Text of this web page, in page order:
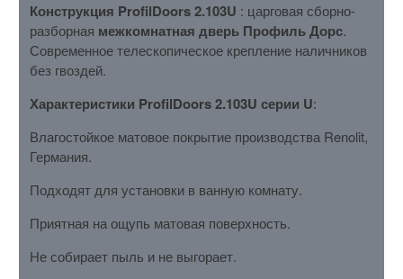
Конструкция ProfilDoors 2.103U : царговая сборно-
разборная межкомнатная дверь Профиль Дорс.
Современное телескопическое крепление наличников
без гвоздей.
Характеристики ProfilDoors 2.103U серии U:
Влагостойкое матовое покрытие производства Renolit,
Германия.
Подходят для установки в ванную комнату.
Приятная на ощупь матовая поверхность.
Не собирает пыль и не выгорает.